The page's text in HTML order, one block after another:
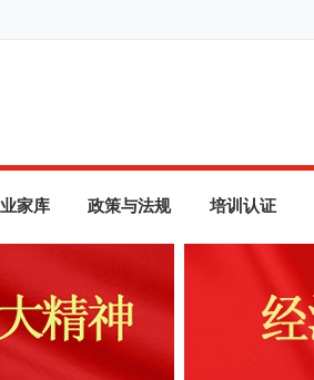
家库 政策与法规 培训认证